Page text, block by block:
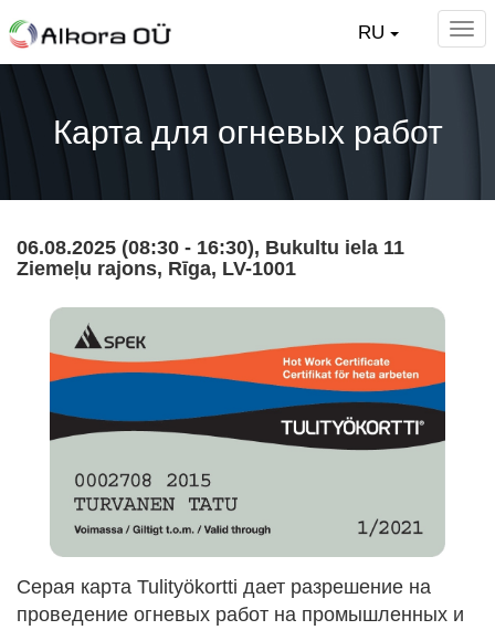
RU
Карта для огневых работ
06.08.2025 (08:30- 16:30), Bukultu iela 11
Ziemeļu rajons, Rīga, LV-1001
Серая карта Tulityökortti дает разрешение на
проведение огневых работ на промышленных и